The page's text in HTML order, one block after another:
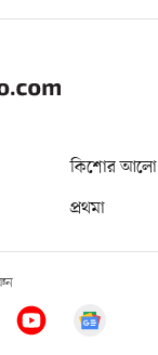
কিশোর আলো
প্রথমা